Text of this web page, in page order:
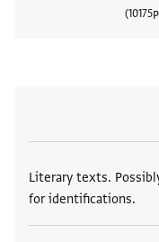
10175
Literary texts.
for identifications.